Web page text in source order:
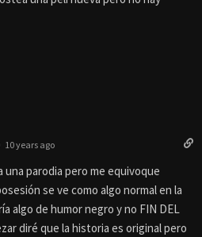
10 years ago
una parodia pero me equivoque
se ve como algo normal en la
algo de humor negro y no FIN DEL
diré que la historia es original pero